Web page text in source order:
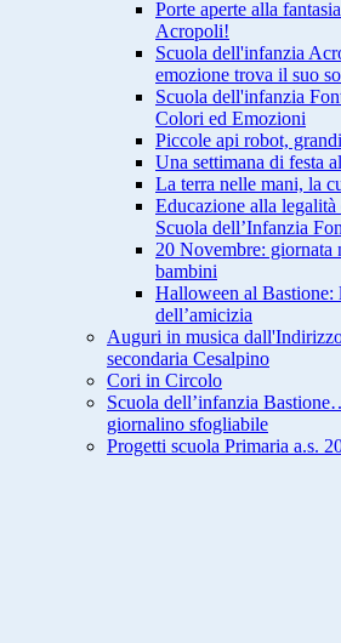
Porte aperte alla
Acropoli!
Scuola dell'infanzia
emozione trova il suo
Scuola dell'infanzia
Colori ed Emozioni
Piccole api robot,
Una settimana di festa
La terra nelle mani, la
Educazione alla
Scuola dell’Infanzia
20 Novembre:
bambini
Halloween al Bastione:
dell’amicizia
Auguri in musica
secondaria Cesalpino
Cori in Circolo
Scuola dell’infanzia
giornalino sfogliabile
Progetti scuola Primaria a.s.